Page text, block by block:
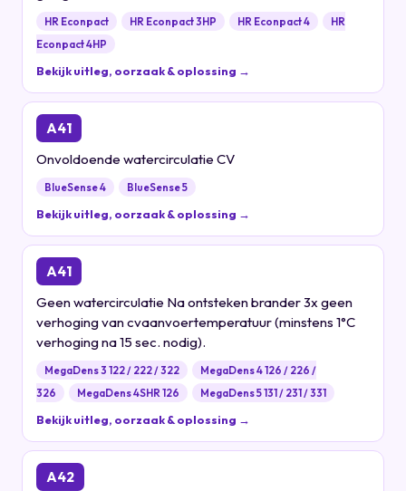
HR Econpact HR Econpact 3HP HR Econpact 4
HR
Econpact 4HP
Bekijk uitleg, oorzaak & oplossing →
A41
Onvoldoende watercirculatie CV
BlueSense 4 BlueSense 5
Bekijk uitleg, oorzaak & oplossing →
A41
Geen watercirculatie Na ontsteken brander 3x geen
verhoging van cvaanvoertemperatuur (minstens 1°C
verhoging na 15 sec. nodig).
MegaDens 3 122 / 222 / 322
MegaDens 4 126 / 226 /
326
MegaDens 4SHR 126 MegaDens 5 131 / 231 / 331
Bekijk uitleg, oorzaak & oplossing →
A42